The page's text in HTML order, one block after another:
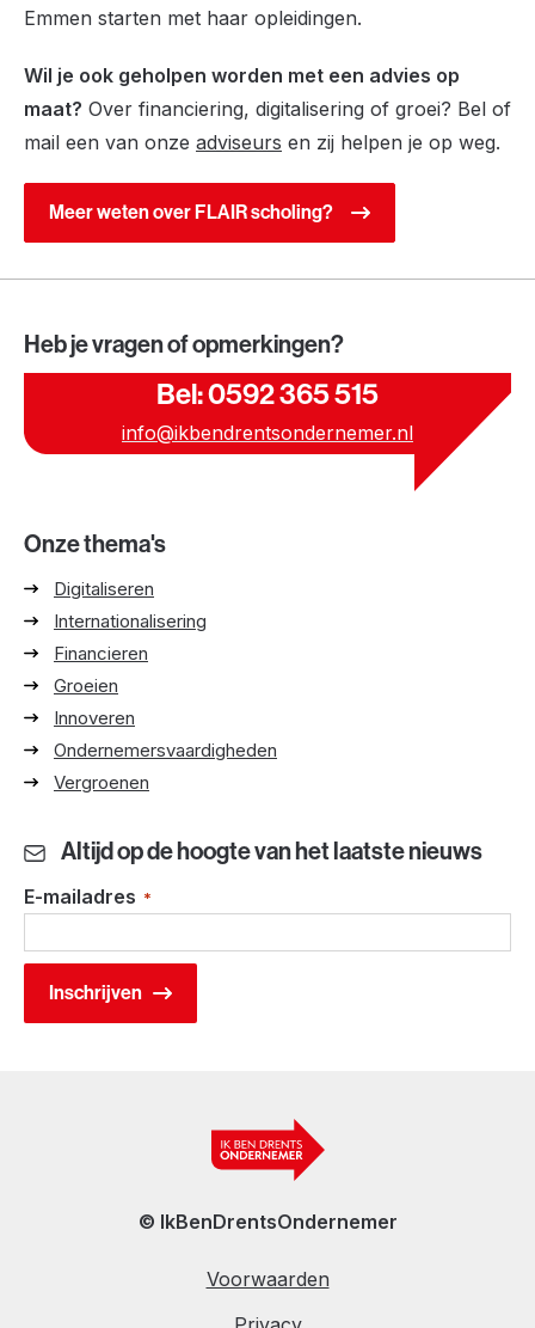
Emmen starten met haar opleidingen.
Wil je ook geholpen worden met een advies op
maat? Over financiering, digitalisering of groei? Bel of
mail een van onze adviseurs en zij helpen je op weg.
Meer weten over FLAIR scholing?
Heb je vragen of opmerkingen?
Bel: 0592 365 515
info@ikbendrentsondernemer.nl
Onze thema's
Digitaliseren
Internationalisering
Financieren
Groeien
Innoveren
Ondernemersvaardigheden
Vergroenen
Altijd op de hoogte van het laatste nieuws
E-mailadres *
© IkBenDrentsOndernemer
Voorwaarden